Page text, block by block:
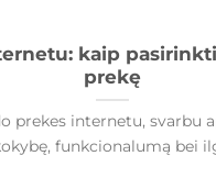
kaip
prekę
prekes internetu, svarbu
funkcionalumą bei